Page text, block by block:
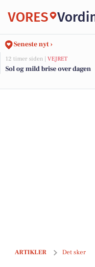
VORES
Seneste nyt ›
12 timer siden | VEJRET
Sol og mild brise over dagen
ARTIKLER Det sker
Nye virksomheder i